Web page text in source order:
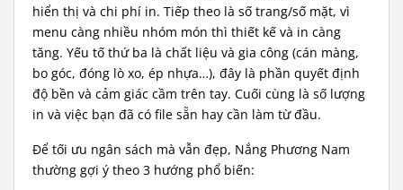
hiển thị và chi phí in. Tiếp theo là số trang/số mặt, vì
menu càng nhiều nhóm món thì thiết kế và in càng
tăng. Yếu tố thứ ba là chất liệu và gia công (cán màng,
bo góc, đóng lò xo, ép nhựa…), đây là phần quyết định
độ bền và cảm giác cầm trên tay. Cuối cùng là số lượng
in và việc bạn đã có file sẵn hay cần làm từ đầu.
Để tối ưu ngân sách mà vẫn đẹp, Nắng Phương Nam
thường gợi ý theo 3 hướng phổ biến: